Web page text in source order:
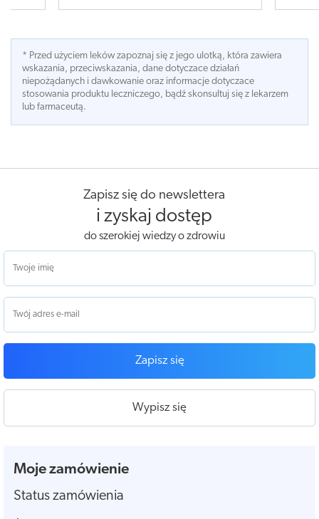
* Przed użyciem leków zapoznaj się z jego ulotką, która zawiera
wskazania, przeciwskazania, dane dotyczace działań
niepożądanych i dawkowanie oraz informacje dotyczace
stosowania produktu leczniczego, bądź skonsultuj się z lekarzem
lub farmaceutą.
Zapisz się do newslettera
i zyskaj dostęp
do szerokiej wiedzy o zdrowiu
Zapisz się
Wypisz się
Moje zamówienie
Status zamówienia